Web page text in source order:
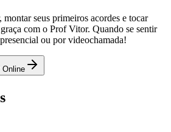
montar seus primeiros acordes e tocar
com o Prof Vitor. Quando se sentir
ou por videochamada!
Online